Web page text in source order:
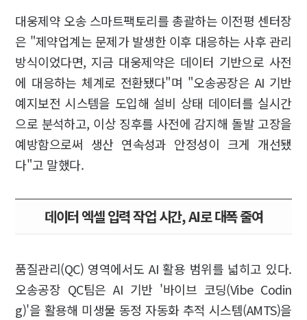
대웅제약 오송 스마트팩토리를 총괄하는 이전평 센터장
은 "제약업계는 문제가 발생한 이후 대응하는 사후 관리
방식이었다면, 지금 대웅제약은 데이터 기반으로 사전
에 대응하는 체계로 전환됐다"며 "오송공장은 AI 기반
예지보전 시스템을 도입해 설비 상태 데이터를 실시간
으로 분석하고, 이상 징후를 사전에 감지해 돌발 고장을
예방함으로써 생산 연속성과 안정성이 크게 개선됐
다"고 말했다.
데이터 엑셀 입력 작업 시간, AI로 대폭 줄여
품질관리(QC) 영역에서도 AI 활용 범위를 넓히고 있다.
오송공장 QC팀은 AI 기반 '바이브 코딩(Vibe Codin
g)'을 활용해 미생물 동정 자동화 추적 시스템(AMTS)을